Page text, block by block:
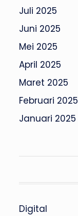
Juli 2025
Juni 2025
Mei 2025
April 2025
Maret 2025
Februari 2025
Januari 2025
Digital